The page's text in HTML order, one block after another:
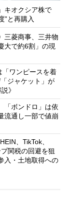
キオクシア株で
”と再購入
三菱商事、三井物
大で約6割」の現
ワンピースを着
ジャケット」が
》
「ボンドロ」は依
流通し一部で値崩
、TikTok、
関税の回避を狙
入・土地取得への